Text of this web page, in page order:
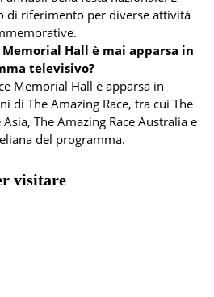
di riferimento per diverse attività
Hall è mai apparsa in
televisivo?
Memorial Hall è apparsa in
di The Amazing Race, tra cui The
Asia, The Amazing Race Australia e
del programma.
visitare